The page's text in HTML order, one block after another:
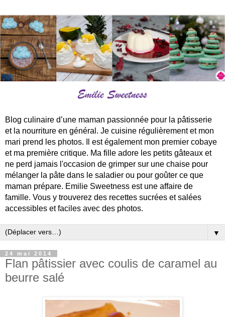
Blog culinaire d’une maman passionnée pour la pâtisserie
et la nourriture en général. Je cuisine régulièrement et mon
mari prend les photos. Il est également mon premier cobaye
et ma première critique. Ma fille adore les petits gâteaux et
ne perd jamais l'occasion de grimper sur une chaise pour
mélanger la pâte dans le saladier ou pour goûter ce que
maman prépare. Emilie Sweetness est une affaire de
famille. Vous y trouverez des recettes sucrées et salées
accessibles et faciles avec des photos.
▼
24 mai 2014
Flan pâtissier avec coulis de caramel au
beurre salé